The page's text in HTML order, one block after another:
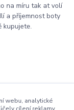
na míru tak at volí
a příjemnost boty
kupujete.
webu, analytické
cílení reklamy